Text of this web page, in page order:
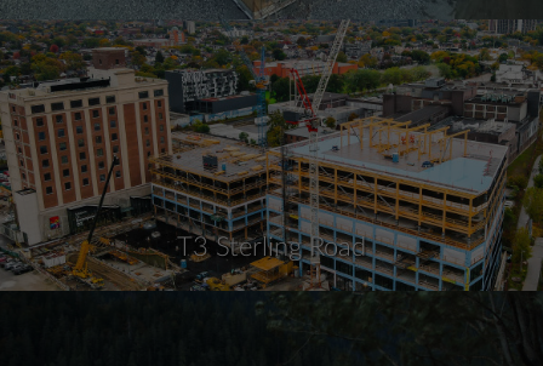
T3 Sterling Road